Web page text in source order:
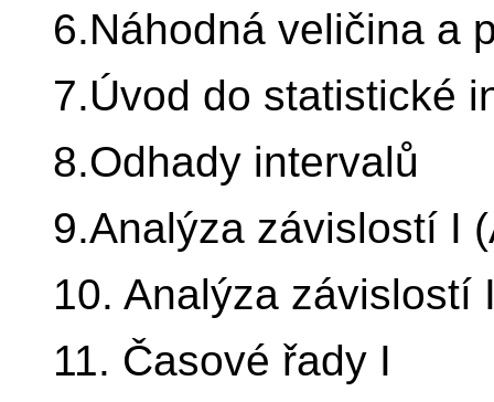
6.Náhodná veličina a
7.Úvod do statistické
8.Odhady intervalů
9.Analýza závislostí I
10. Analýza závislostí
11. Časové řady I